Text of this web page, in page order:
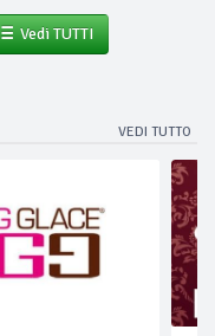
Vedi TUTTI
VEDI TUTTO